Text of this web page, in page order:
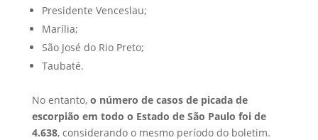
Presidente Venceslau;
Marília;
São José do Rio Preto;
Taubaté.
No entanto, o número de casos de picada de
escorpião em todo o Estado de São Paulo foi de
4.638, considerando o mesmo período do boletim.